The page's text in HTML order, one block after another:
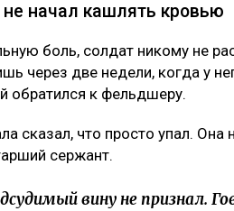
начал кашлять кровью
боль, солдат никому не
через две недели, когда у
обратился к фельдшеру.
сказал, что просто упал. Она
сержант.
вину не признал.